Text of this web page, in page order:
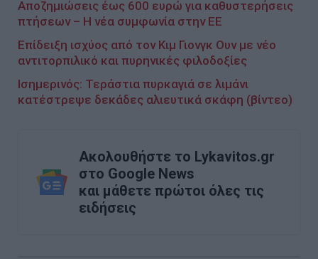
Αποζημιώσεις έως 600 ευρώ για καθυστερήσεις
πτήσεων – Η νέα συμφωνία στην ΕΕ
Επίδειξη ισχύος από τον Κιμ Γιονγκ Ουν με νέο
αντιτορπιλικό και πυρηνικές φιλοδοξίες
Ισημερινός: Τεράστια πυρκαγιά σε λιμάνι
κατέστρεψε δεκάδες αλιευτικά σκάφη (βίντεο)
Ακολουθήστε το Lykavitos.gr
στο Google News
και μάθετε πρώτοι όλες τις
ειδήσεις